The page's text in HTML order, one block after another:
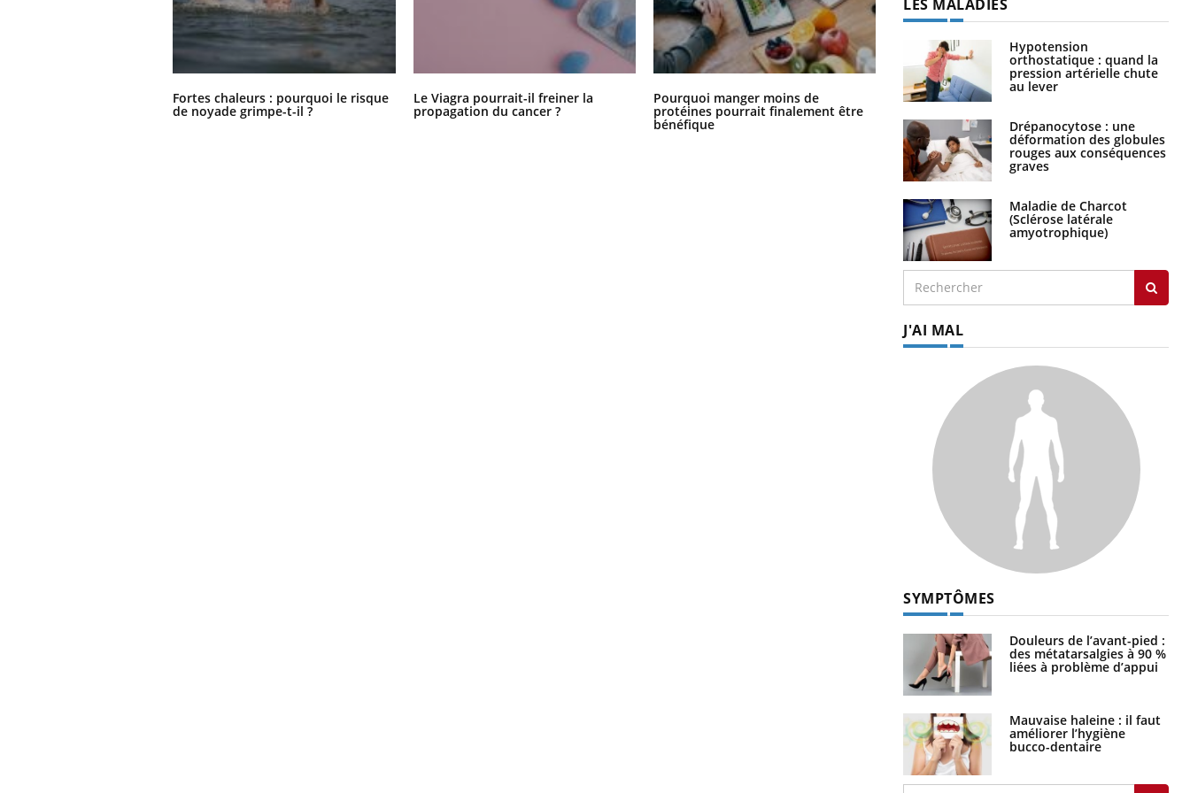
Fortes chaleurs : pourquoi le risque
de noyade grimpe-t-il ?
Le Viagra pourrait-il freiner la
propagation du cancer ?
Pourquoi manger moins de
protéines pourrait finalement être
bénéfique
Grossesse et chaleur : ce que dit la
science
LES MALADIES
Hypotension
orthostatique : quand la
pression artérielle chute
au lever
Drépanocytose : une
déformation des globules
rouges aux conséquences
graves
Maladie de Charcot
(Sclérose latérale
amyotrophique)
J'AI MAL
SYMPTÔMES
Douleurs de l’avant-pied :
des métatarsalgies à 90 %
liées à problème d’appui
Mauvaise haleine : il faut
améliorer l’hygiène
bucco-dentaire